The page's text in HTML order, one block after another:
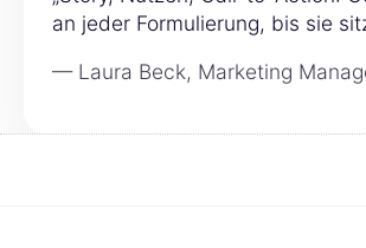
an jeder Formulierung, bis sie
— Laura Beck, Marketing